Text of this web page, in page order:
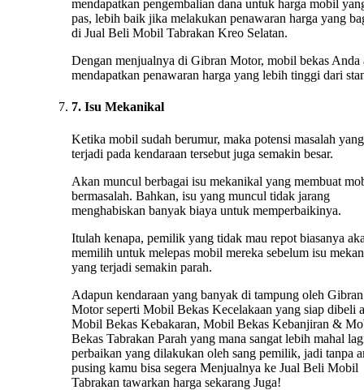
mendapatkan pengembalian dana untuk harga mobil
pas, lebih baik jika melakukan penawaran harga yang
di Jual Beli Mobil Tabrakan Kreo Selatan.
Dengan menjualnya di Gibran Motor, mobil bekas Anda
mendapatkan penawaran harga yang lebih tinggi dari
7. Isu Mekanikal
Ketika mobil sudah berumur, maka potensi masalah yang
terjadi pada kendaraan tersebut juga semakin besar.
Akan muncul berbagai isu mekanikal yang membuat
bermasalah. Bahkan, isu yang muncul tidak jarang
menghabiskan banyak biaya untuk memperbaikinya.
Itulah kenapa, pemilik yang tidak mau repot biasanya
memilih untuk melepas mobil mereka sebelum isu
yang terjadi semakin parah.
Adapun kendaraan yang banyak di tampung oleh Gibran
Motor seperti Mobil Bekas Kecelakaan yang siap dibeli
Mobil Bekas Kebakaran, Mobil Bekas Kebanjiran &
Bekas Tabrakan Parah yang mana sangat lebih mahal
perbaikan yang dilakukan oleh sang pemilik, jadi tanpa
pusing kamu bisa segera Menjualnya ke Jual Beli Mobil
Tabrakan tawarkan harga sekarang Juga!